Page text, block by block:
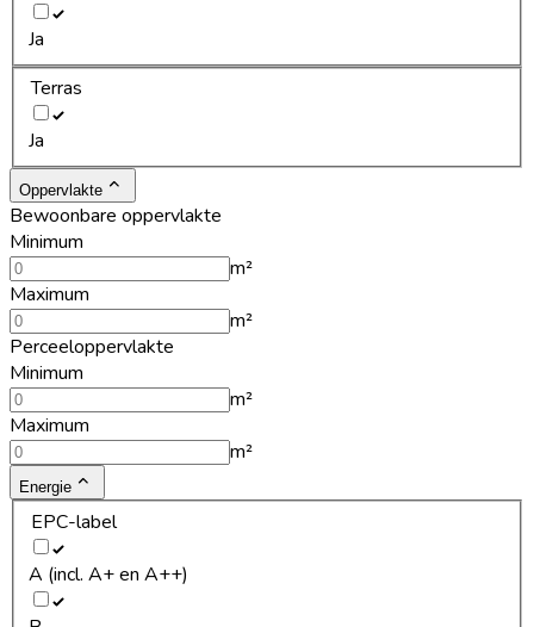
Ja
Terras
Ja
Oppervlakte
Bewoonbare oppervlakte
Minimum
m²
Maximum
m²
Perceeloppervlakte
Minimum
m²
Maximum
m²
Energie
EPC-label
A (incl. A+ en A++)